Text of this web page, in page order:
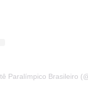
Paralímpico Brasileiro